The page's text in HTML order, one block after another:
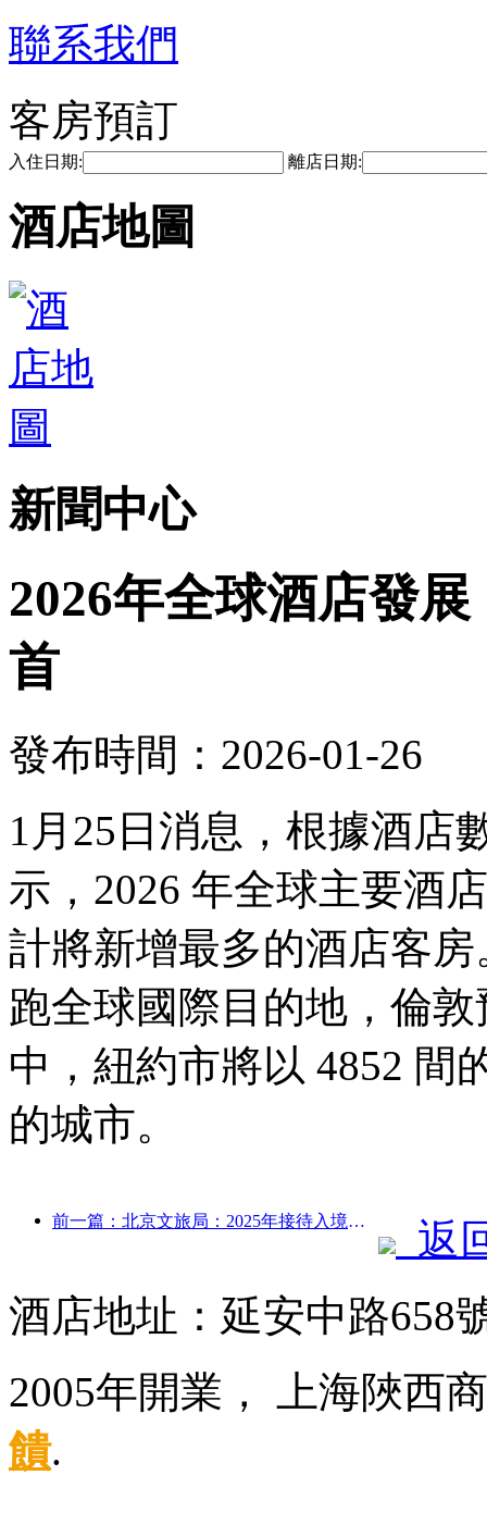
聯系我們
客房預訂
入住日期: 離店日期:
酒店地圖
新聞中心
2026年全球酒店發
首
發布時間：2026-01-26
1月25日消息，根據酒店
示，2026 年全球主要酒
計將新增最多的酒店客
跑全球國際目的地，倫
中，紐約市將以 4852 間
的城市。
前一篇：北京文旅局：2025年接待入境游客548萬人次，同比增長39%
返
酒店地址：延安中路658
2005年開業， 上海陜
饋.